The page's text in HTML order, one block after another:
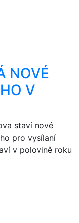
NOVÉ
V
staví nové
pro vysílaní
v polovině roku